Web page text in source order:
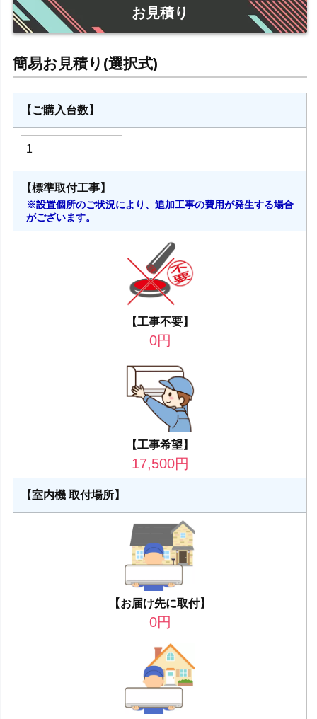
お見積り
【ご購入台数】
【標準取付工事】
※設置個所のご状況により、追加工事の費用が発生する場合
がございます。
【工事不要】
0円
【工事希望】
17,500円
【室内機 取付場所】
【お届け先に取付】
0円